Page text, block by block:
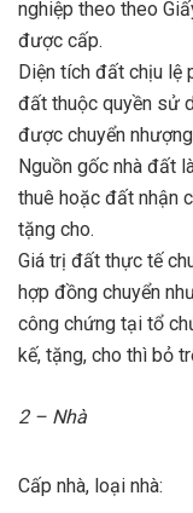
nghiệp theo theo
được cấp.
Diện tích đất chịu lệ
đất thuộc quyền sử
được chuyển
Nguồn gốc nhà đất
thuê hoặc đất nhận
tặng cho.
Giá trị đất thực tế
hợp đồng chuyển
công chứng tại tổ
kế, tặng, cho thì bỏ
2 – Nhà
Cấp nhà, loại nhà: